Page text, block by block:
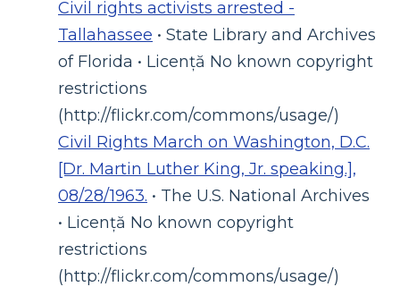
Civil rights activists arrested -
Tallahassee • State Library and Archives
of Florida • Licență No known copyright
restrictions
(http://flickr.com/commons/usage/)
Civil Rights March on Washington, D.C.
[Dr. Martin Luther King, Jr. speaking.],
08/28/1963. • The U.S. National Archives
• Licență No known copyright
restrictions
(http://flickr.com/commons/usage/)